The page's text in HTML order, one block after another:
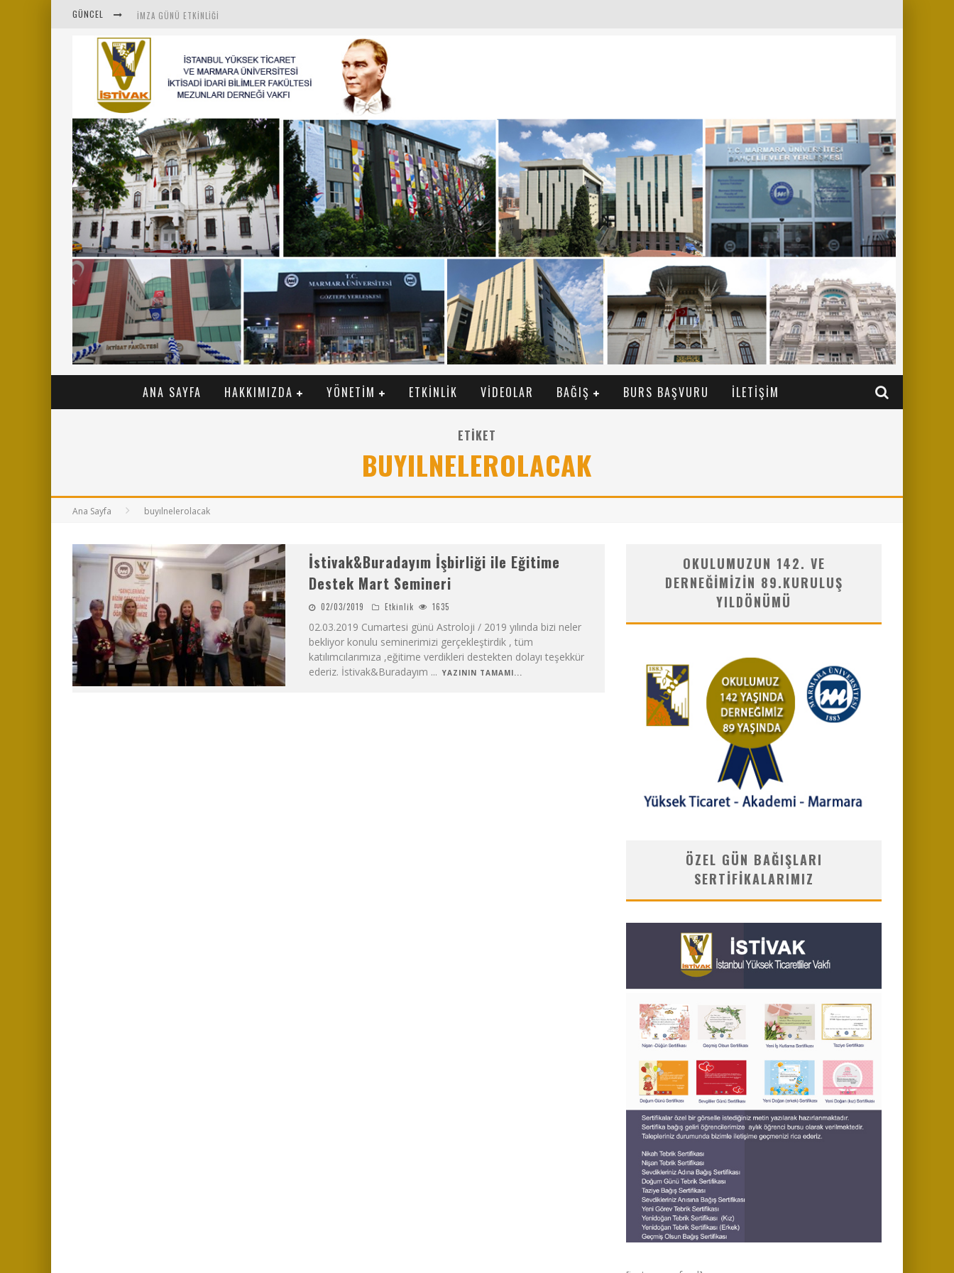
GÜNCEL İMZA GÜNÜ ETKINLIĞI
İSTİVAK 2025 HAZIRAN AYI OLAĞAN YÖNETIM KURULU
İSTİVAK 2025 NISAN AYI YÖNETIM KURULU TOPLANTISI
MENTÖR-MARMARA PROJESI KAHVALTI BULUŞMASI
“RUH VE BEDENİN UYANIŞI” KONULU ETKINLIĞIMIZDEN KARELER
SAHNE SANATLARINDA İZ BIRAKAN CUMHURİYET KADINLARI
MARMARA ÜNIVERSITESI REKTÖRÜ SAYIN MEHMET EMIN OKUR’A NEZAKET ZIYARETI
ANA SAYFA HAKKIMIZDA YÖNETIM ETKINLIK VIDEOLAR BAĞIŞ BURS BAŞVURU İLETIŞIM
ETIKET
BUYILNELEROLACAK
Ana Sayfa buyılnelerolacak
İstivak&Buradayım İşbirliği ile Eğitime
Destek Mart Semineri
02/03/2019 Etkinlik 1635
02.03.2019 Cumartesi günü Astroloji / 2019 yılında bizi neler
bekliyor konulu seminerimizi gerçekleştirdik , tüm
katılımcılarımıza ,eğitime verdikleri destekten dolayı teşekkür
ederiz. İstivak&Buradayım ... YAZININ TAMAMI...
OKULUMUZUN 142. VE
DERNEĞIMIZIN 89.KURULUŞ
YILDÖNÜMÜ
ÖZEL GÜN BAĞIŞLARI
SERTIFIKALARIMIZ